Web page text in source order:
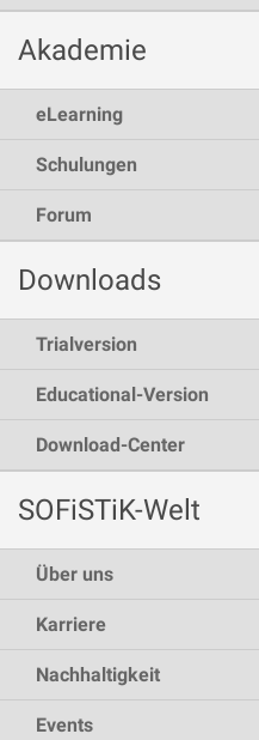
Akademie
eLearning
Schulungen
Forum
Downloads
Trialversion
Educational-Version
Download-Center
SOFiSTiK-Welt
Über uns
Karriere
Nachhaltigkeit
Events